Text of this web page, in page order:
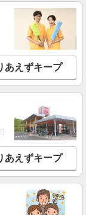
あえずキープ
・太田市・館林市
あえずキープ